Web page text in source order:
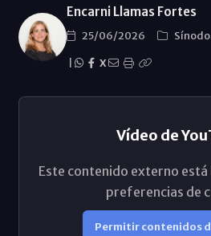
Encarni Llamas Fortes
25/06/2026 Sínodo
X
Vídeo de
Este contenido externo
preferencias de
Permitir contenidos